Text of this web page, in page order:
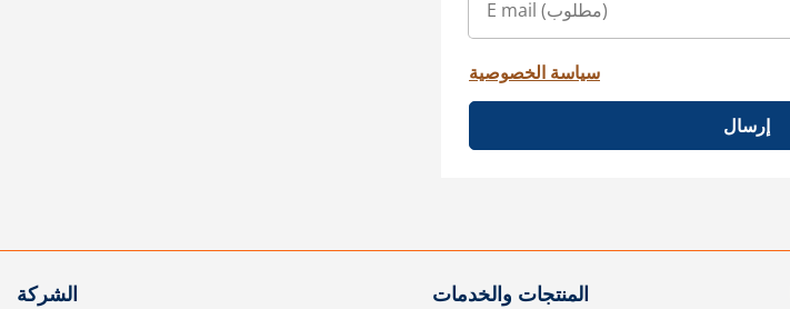
سياسة الخصوصية
إرسال
الشركة المنتجات والخدمات